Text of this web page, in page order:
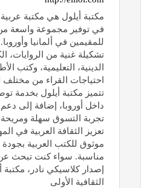
مكتبة أيلول هي مكتبة
في توفير مجموعة واسعة من
للمقيمين في ألمانيا
تشكيلة غنية من الروايات،
الدينية، التعليمية، وكتب
احتياجات القراء من مختلف
تتميز مكتبة أيلول بخدمة
داخل أوروبا، إضافة إلى دعم
تجربة التسوق سهلة
تعزيز الثقافة العربية في
موثوق للكتب العربية بجودة
مناسبة. سواء كنت تبحث
إصدار كلاسيكي نادر،
الثقافية الأولى